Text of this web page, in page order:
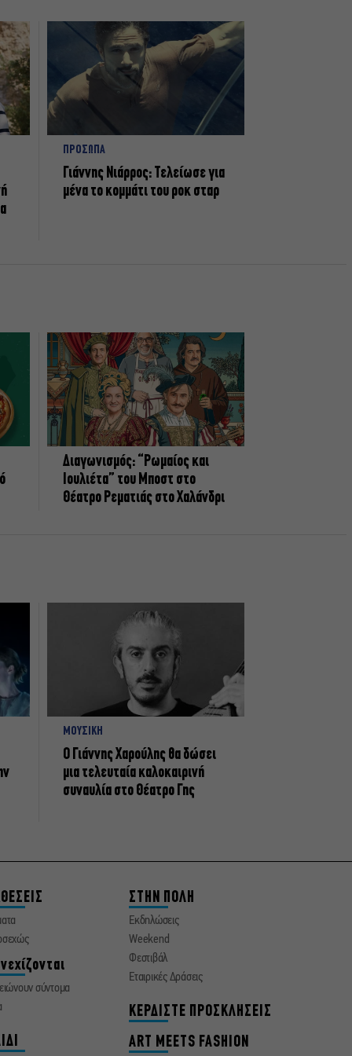
ΠΡΟΣΩΠΑ
Γιάννης Νιάρρος: Τελείωσε για
μένα το κομμάτι του ροκ σταρ
Διαγωνισμός: “Ρωμαίος και
Ιουλιέτα” του Μποστ στο
Θέατρο Ρεματιάς στο Χαλάνδρι
ΜΟΥΣΙΚΗ
Ο Γιάννης Χαρούλης θα δώσει
μια τελευταία καλοκαιρινή
συναυλία στο Θέατρο Γης
σύντομα
ΣΤΗΝ ΠΟΛΗ
Εκδηλώσεις
Weekend
Φεστιβάλ
Εταιρικές Δράσεις
ΚΕΡΔΙΣΤΕ ΠΡΟΣΚΛΗΣΕΙΣ
ART MEETS FASHION